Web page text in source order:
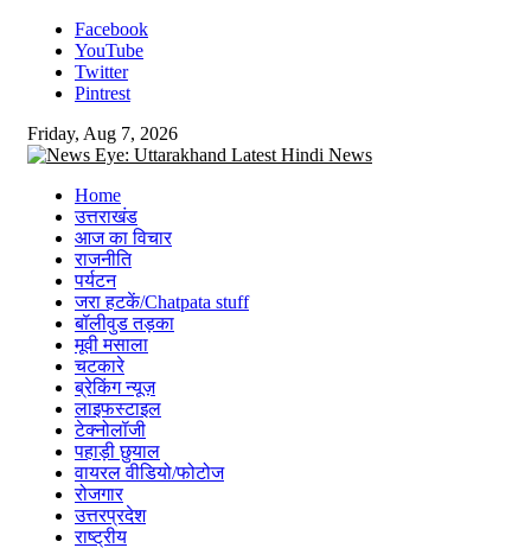
content
Facebook
YouTube
Twitter
Pintrest
Friday, Aug 7, 2026
Home
उत्तराखंड
आज का विचार
राजनीति
पर्यटन
जरा हटकें/Chatpata stuff
बॉलीवुड तड़का
मूवी मसाला
चटकारे
ब्रेकिंग न्यूज़
लाइफस्टाइल
टेक्नोलॉजी
पहाड़ी छुयाल
वायरल वीडियो/फोटोज
रोजगार
उत्तरप्रदेश
राष्ट्रीय